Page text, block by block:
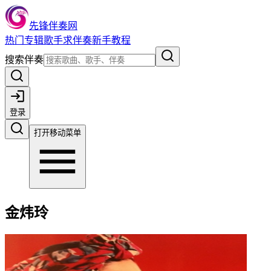
先锋伴奏网
热门 专辑歌手求伴奏新手教程
搜索伴奏
登录
打开移动菜单
金炜玲